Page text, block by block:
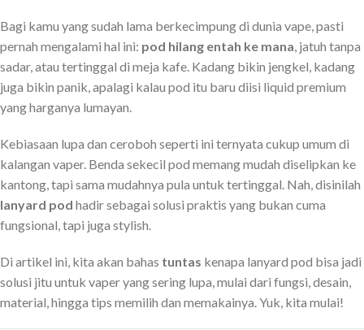
Bagi kamu yang sudah lama berkecimpung di dunia vape, pasti
pernah mengalami hal ini: pod hilang entah ke mana, jatuh tanpa
sadar, atau tertinggal di meja kafe. Kadang bikin jengkel, kadang
juga bikin panik, apalagi kalau pod itu baru diisi liquid premium
yang harganya lumayan.
Kebiasaan lupa dan ceroboh seperti ini ternyata cukup umum di
kalangan vaper. Benda sekecil pod memang mudah diselipkan ke
kantong, tapi sama mudahnya pula untuk tertinggal. Nah, disinilah
lanyard pod hadir sebagai solusi praktis yang bukan cuma
fungsional, tapi juga stylish.
Di artikel ini, kita akan bahas tuntas kenapa lanyard pod bisa jadi
solusi jitu untuk vaper yang sering lupa, mulai dari fungsi, desain,
material, hingga tips memilih dan memakainya. Yuk, kita mulai!